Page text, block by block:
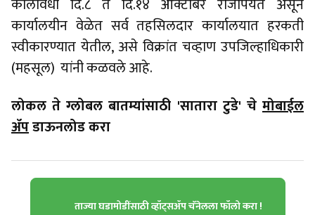
कालावधी दि.८ ते दि.१४ ऑक्टोबर रोजीपर्यंत असून
कार्यालयीन वेळेत सर्व तहसिलदार कार्यालयात हरकती
स्वीकारण्यात येतील, असे विक्रांत चव्हाण उपजिल्हाधिकारी
(महसूल) यांनी कळवले आहे.
लोकल ते ग्लोबल बातम्यांसाठी 'सातारा टुडे' चे मोबाईल
ॲपडाऊनलोड करा
ताज्या घडामोडींसाठी व्हॉट्सॲप चॅनेलला फॉलो करा !